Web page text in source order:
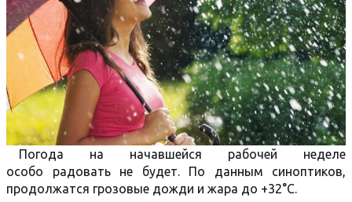
Погода на начавшейся рабочей неделе
особо радовать не будет. По данным синоптиков,
продолжатся грозовые дожди и жара до +32°C.